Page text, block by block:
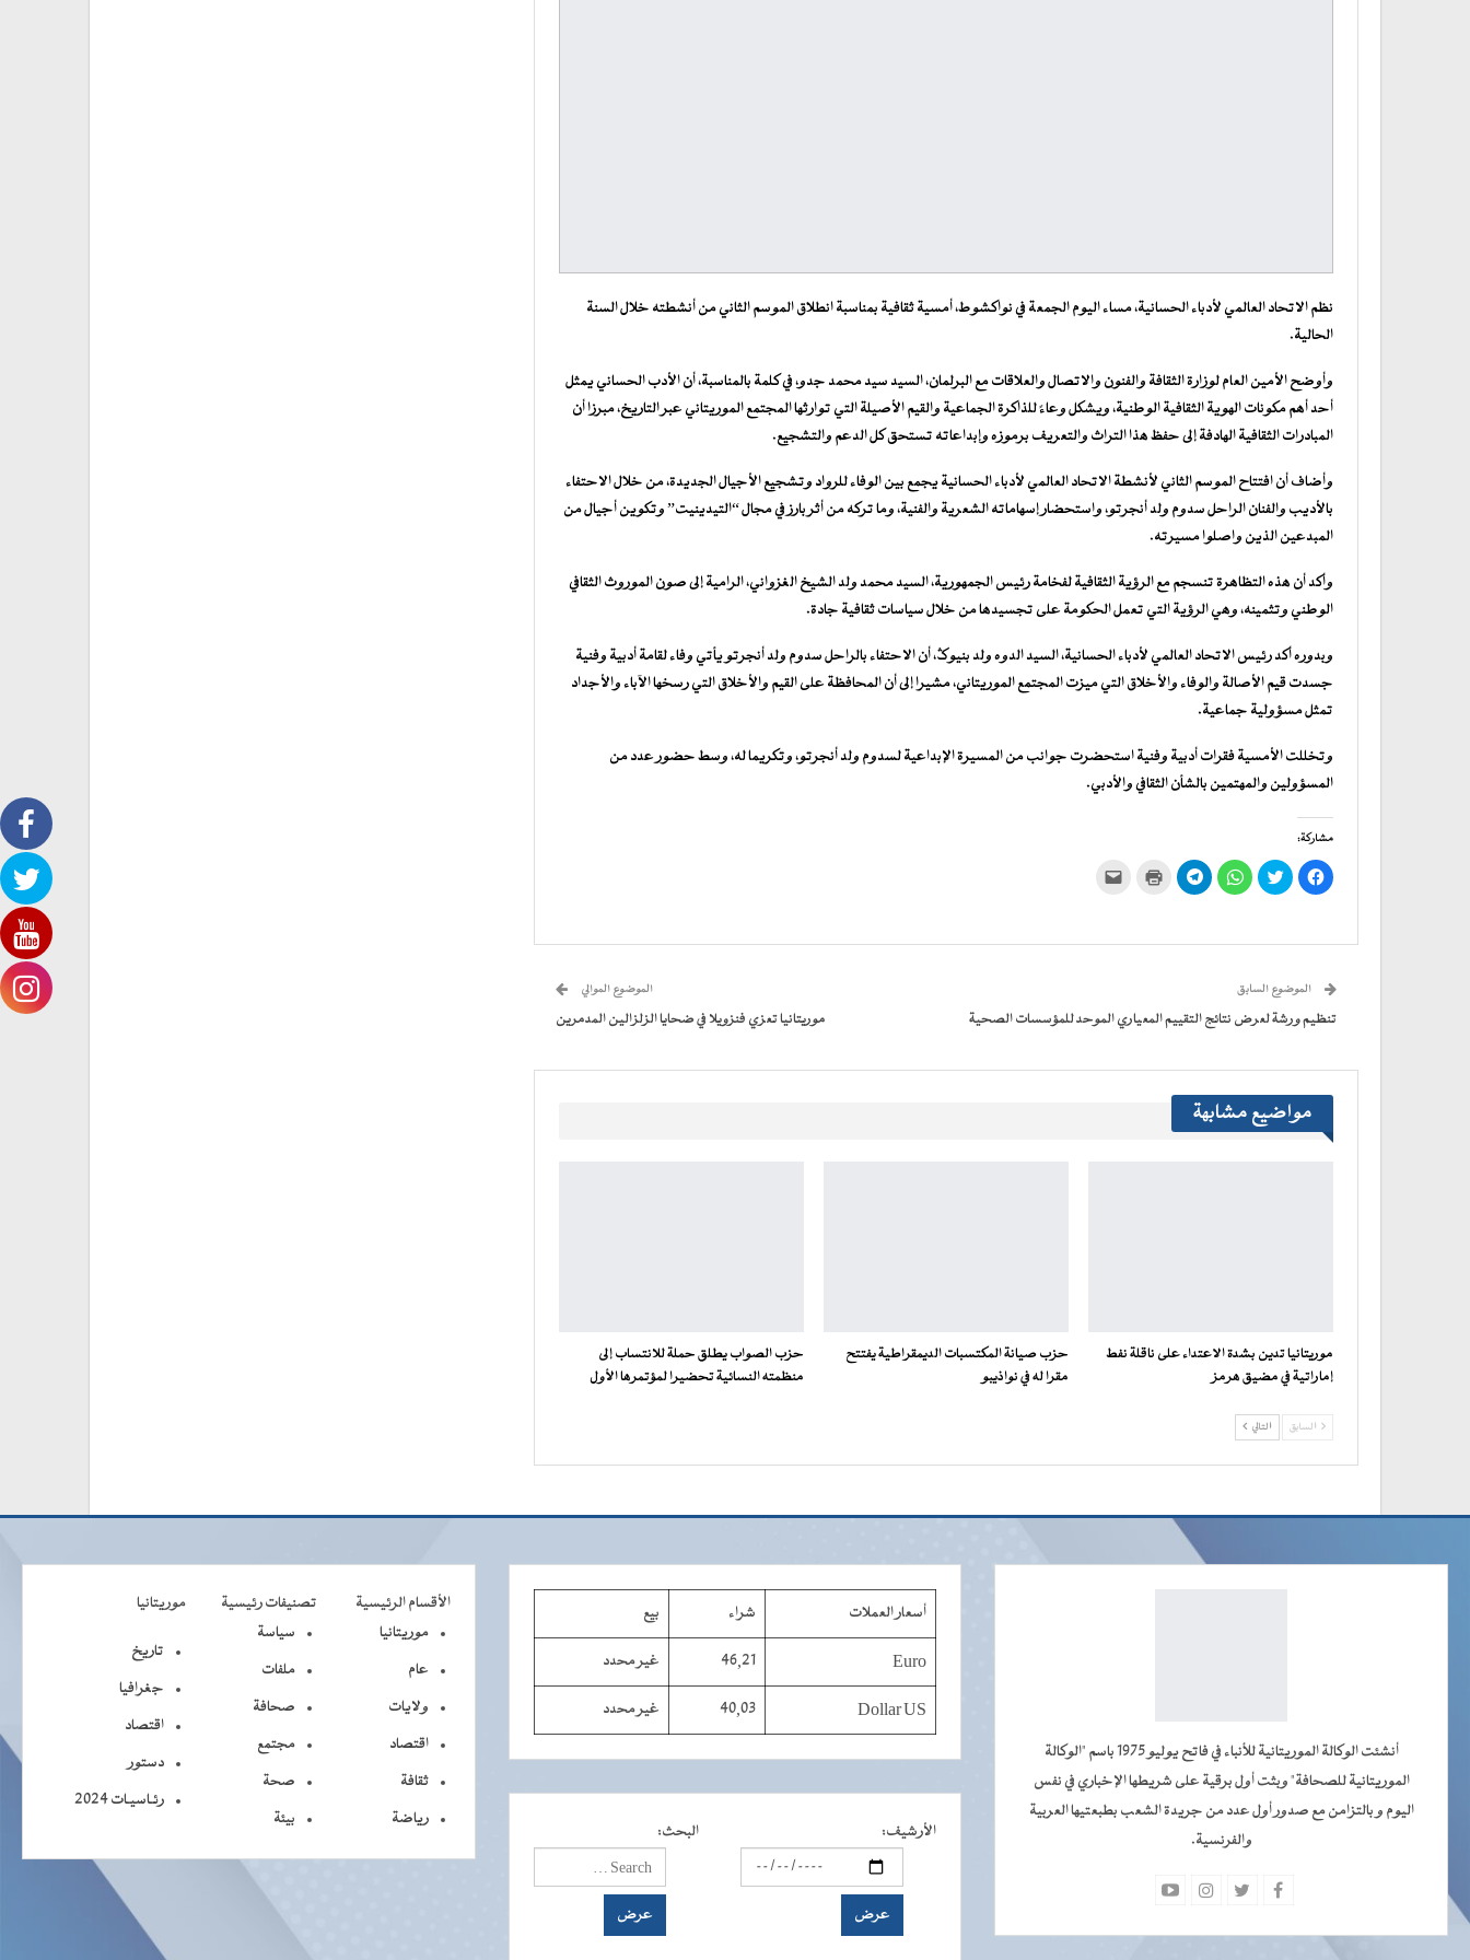
نظم الاتحاد العالمي لأدباء الحسانية، مساء اليوم الجمعة في نواكشوط، أمسية ثقافية بمناسبة انطلاق الموسم الثاني من أنشطته خلال السنة
الحالية.
وأوضح الأمين العام لوزارة الثقافة والفنون والاتصال والعلاقات مع البرلمان، السيد سيد محمد جدو، في كلمة بالمناسبة، أن الأدب الحساني يمثل
أحد أهم مكونات الهوية الثقافية الوطنية، ويشكل وعاءً للذاكرة الجماعية والقيم الأصيلة التي توارثها المجتمع الموريتاني عبر التاريخ، مبرزا أن
المبادرات الثقافية الهادفة إلى حفظ هذا التراث والتعريف برموزه وإبداعاته تستحق كل الدعم والتشجيع.
وأضاف أن افتتاح الموسم الثاني لأنشطة الاتحاد العالمي لأدباء الحسانية يجمع بين الوفاء للرواد وتشجيع الأجيال الجديدة، من خلال الاحتفاء
بالأديب والفنان الراحل سدوم ولد أنجرتو، واستحضار إسهاماته الشعرية والفنية، وما تركه من أثر بارز في مجال “التيدينيت” وتكوين أجيال من
المبدعين الذين واصلوا مسيرته.
وأكد أن هذه التظاهرة تنسجم مع الرؤية الثقافية لفخامة رئيس الجمهورية، السيد محمد ولد الشيخ الغزواني، الرامية إلى صون الموروث الثقافي
الوطني وتثمينه، وهي الرؤية التي تعمل الحكومة على تجسيدها من خلال سياسات ثقافية جادة.
وبدوره أكد رئيس الاتحاد العالمي لأدباء الحسانية، السيد الدوه ولد بنيوگ، أن الاحتفاء بالراحل سدوم ولد أنجرتو يأتي وفاء لقامة أدبية وفنية
جسدت قيم الأصالة والوفاء والأخلاق التي ميزت المجتمع الموريتاني، مشيرا إلى أن المحافظة على القيم والأخلاق التي رسخها الآباء والأجداد
تمثل مسؤولية جماعية.
وتخللت الأمسية فقرات أدبية وفنية استحضرت جوانب من المسيرة الإبداعية لسدوم ولد أنجرتو، وتكريما له، وسط حضور عدد من
المسؤولين والمهتمين بالشأن الثقافي والأدبي.
مشاركة:
انقر
للمشاركة
على
اضغط
للمشاركة
على
انقر
للمشاركة
على
انقر
للمشاركة
اضغط
للطباعة
جديدة)
الموضوع السابق
تنظيم ورشة لعرض نتائج التقييم المعياري الموحد للمؤسسات الصحية
الموضوع الموالي
موريتانيا تعزي فنزويلا في ضحايا الزلزالين المدمرين
مواضيع مشابهة
موريتانيا تدين بشدة الاعتداء على ناقلة نفط
إماراتية في مضيق هرمز
حزب صيانة المكتسبات الديمقراطية يفتتح
مقرا له في نواذيبو
حزب الصواب يطلق حملة للانتساب إلى
منظمته النسائية تحضيرا لمؤتمرها الأول
السابق التالي
أنشئت الوكالة الموريتانية للأنباء في فاتح يوليو 1975 باسم "الوكالة
الموريتانية للصحافة" وبثت أول برقية على شريطها الإخباري في نفس
اليوم و بالتزامن مع صدور أول عدد من جريدة الشعب بطبعتيها العربية
والفرنسية.
أسعار العملات شراء بيع
Euro
46,21 غير محدد
Dollar US
40,03 غير محدد
الأرشيف: البحث:
الأقسام الرئيسية تصنيفات رئيسية
موريتانيا
موريتانيا
عام
ولايات
اقتصاد
ثقافة
رياضة
سياسة
ملفات
صحافة
مجتمع
صحة
بيئة
تاريخ
جغرافيا
اقتصاد
دستور
رئـاسيـات 2024